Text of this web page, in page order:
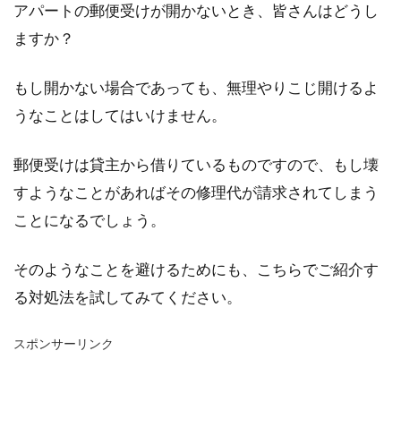
アパートの郵便受けが開かないとき、皆さんはどうし
ますか？
もし開かない場合であっても、無理やりこじ開けるよ
うなことはしてはいけません。
郵便受けは貸主から借りているものですので、もし壊
すようなことがあればその修理代が請求されてしまう
ことになるでしょう。
そのようなことを避けるためにも、こちらでご紹介す
る対処法を試してみてください。
スポンサーリンク